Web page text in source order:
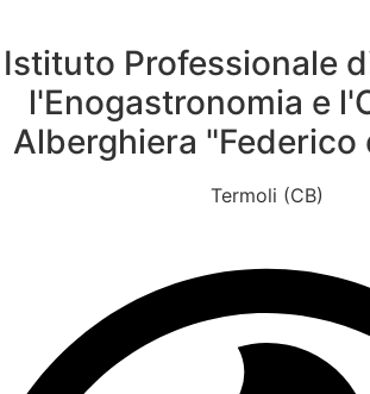
Istituto Professionale
l'Enogastronomia e
Alberghiera "Federico
Termoli (CB)